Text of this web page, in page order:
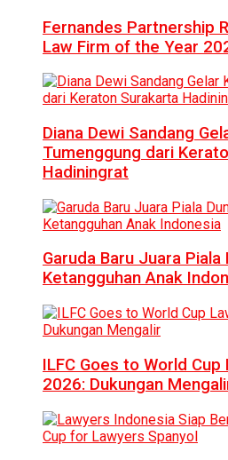
Fernandes Partnership
Law Firm of the Year
Diana Dewi Sandang
Tumenggung dari
Hadiningrat
Garuda Baru Juara Piala
Ketangguhan Anak
ILFC Goes to World Cup
2026: Dukungan